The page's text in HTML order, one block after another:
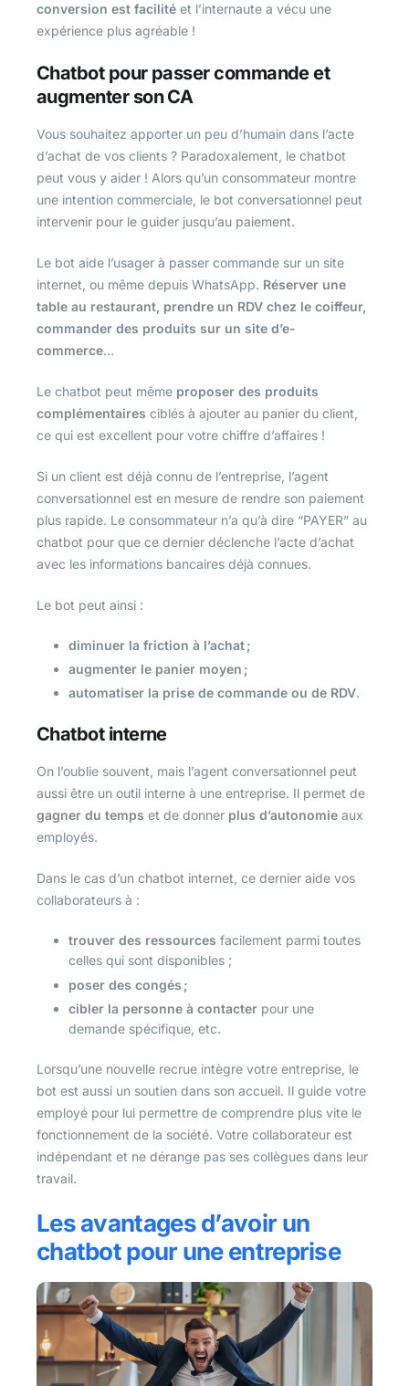
conversion est facilité et l’internaute a vécu une
expérience plus agréable !
Chatbot pour passer commande et
augmenter son CA
Vous souhaitez apporter un peu d’humain dans l’acte
d’achat de vos clients ? Paradoxalement, le chatbot
peut vous y aider ! Alors qu’un consommateur montre
une intention commerciale, le bot conversationnel peut
intervenir pour le guider jusqu’au paiement.
Le bot aide l’usager à passer commande sur un site
internet, ou même depuis WhatsApp. Réserver une
table au restaurant, prendre un RDV chez le coiffeur,
commander des produits sur un site d’e-
commerce…
Le chatbot peut même proposer des produits
complémentaires ciblés à ajouter au panier du client,
ce qui est excellent pour votre chiffre d’affaires !
Si un client est déjà connu de l’entreprise, l’agent
conversationnel est en mesure de rendre son paiement
plus rapide. Le consommateur n’a qu’à dire “PAYER” au
chatbot pour que ce dernier déclenche l’acte d’achat
avec les informations bancaires déjà connues.
Le bot peut ainsi :
diminuer la friction à l’achat ;
augmenter le panier moyen ;
automatiser la prise de commande ou de RDV.
Chatbot interne
On l’oublie souvent, mais l’agent conversationnel peut
aussi être un outil interne à une entreprise. Il permet de
gagner du temps et de donner plus d’autonomie aux
employés.
Dans le cas d’un chatbot internet, ce dernier aide vos
collaborateurs à :
trouver des ressources facilement parmi toutes
celles qui sont disponibles ;
poser des congés ;
cibler la personne à contacter pour une
demande spécifique, etc.
Lorsqu’une nouvelle recrue intègre votre entreprise, le
bot est aussi un soutien dans son accueil. Il guide votre
employé pour lui permettre de comprendre plus vite le
fonctionnement de la société. Votre collaborateur est
indépendant et ne dérange pas ses collègues dans leur
travail.
Les avantages d’avoir un
chatbot pour une entreprise